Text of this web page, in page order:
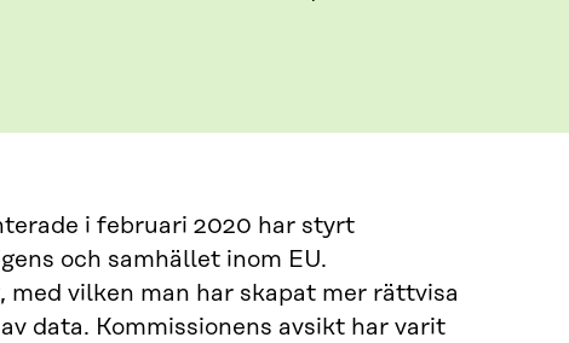
i februari 2020 har styrt
och samhället inom EU.
vilken man har skapat mer rättvisa
data. Kommissionens avsikt har varit